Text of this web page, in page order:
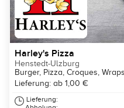
Harley's Pizza
Henstedt-Ulzburg
Burger, Pizza, Croques, Wraps
Lieferung: ab 1,00 €
Lieferung: